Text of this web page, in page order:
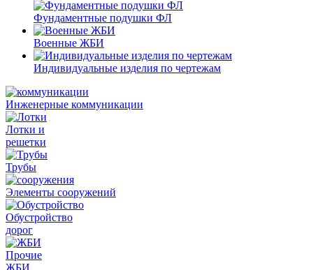
Фундаментные подушки ФЛ
Военные ЖБИ
Индивидуальные изделия по чертежам
Инженерные коммуникации
Лотки и
решетки
Трубы
Элементы сооружений
Обустройство
дорог
Прочие